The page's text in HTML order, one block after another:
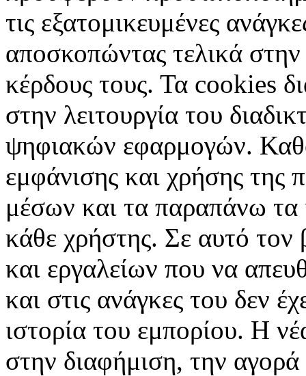
τις εξατομικευμένες
αποσκοπώντας τελικά
κέρδους τους. Τα cookies
στην λειτουργία του
ψηφιακών εφαρμογών.
εμφάνισης και χρήσης της
μέσων και τα παραπάνω τα
κάθε χρήστης. Σε αυτό
και εργαλείων που να
και στις ανάγκες του δεν
ιστορία του εμπορίου. Η
στην διαφήμιση, την